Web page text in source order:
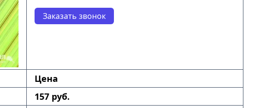
Заказать звонок
Цена
157 руб.